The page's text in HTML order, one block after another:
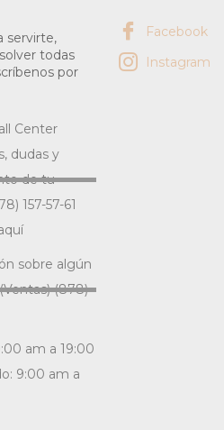
servirte,
todas
por
Center
dudas y
de tu
157-57-61
sobre algún
(878)
am a 19:00
9:00 am a
Facebook
Instagram